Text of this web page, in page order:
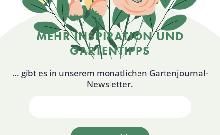
MEHR INSPIRATION UND
GARTENTIPPS
… gibt es in unserem monatlichen Gartenjournal-
Newsletter.